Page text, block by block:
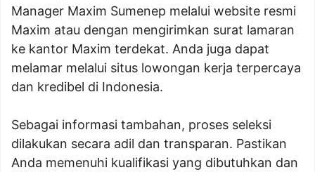
Manager Maxim Sumenep melalui website resmi
Maxim atau dengan mengirimkan surat lamaran
ke kantor Maxim terdekat. Anda juga dapat
melamar melalui situs lowongan kerja terpercaya
dan kredibel di Indonesia.
Sebagai informasi tambahan, proses seleksi
dilakukan secara adil dan transparan. Pastikan
Anda memenuhi kualifikasi yang dibutuhkan dan